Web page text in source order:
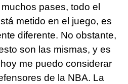
pases, todo el
metido en el juego, es
diferente. No obstante,
son las mismas, y es
me puedo considerar
de la NBA. La